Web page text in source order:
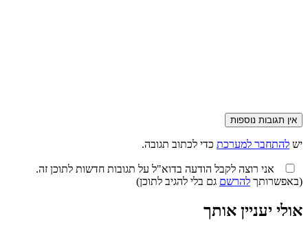
אין תגובות נוספות
יש להתחבר למערכת כדי לכתוב תגובה.
אני רוצה לקבל הודעה בדוא"ל על תגובות חדשות לתוכן זה.
(באפשרותך להרשם גם בלי להגיב לתוכן)
אולי יעניין אותך